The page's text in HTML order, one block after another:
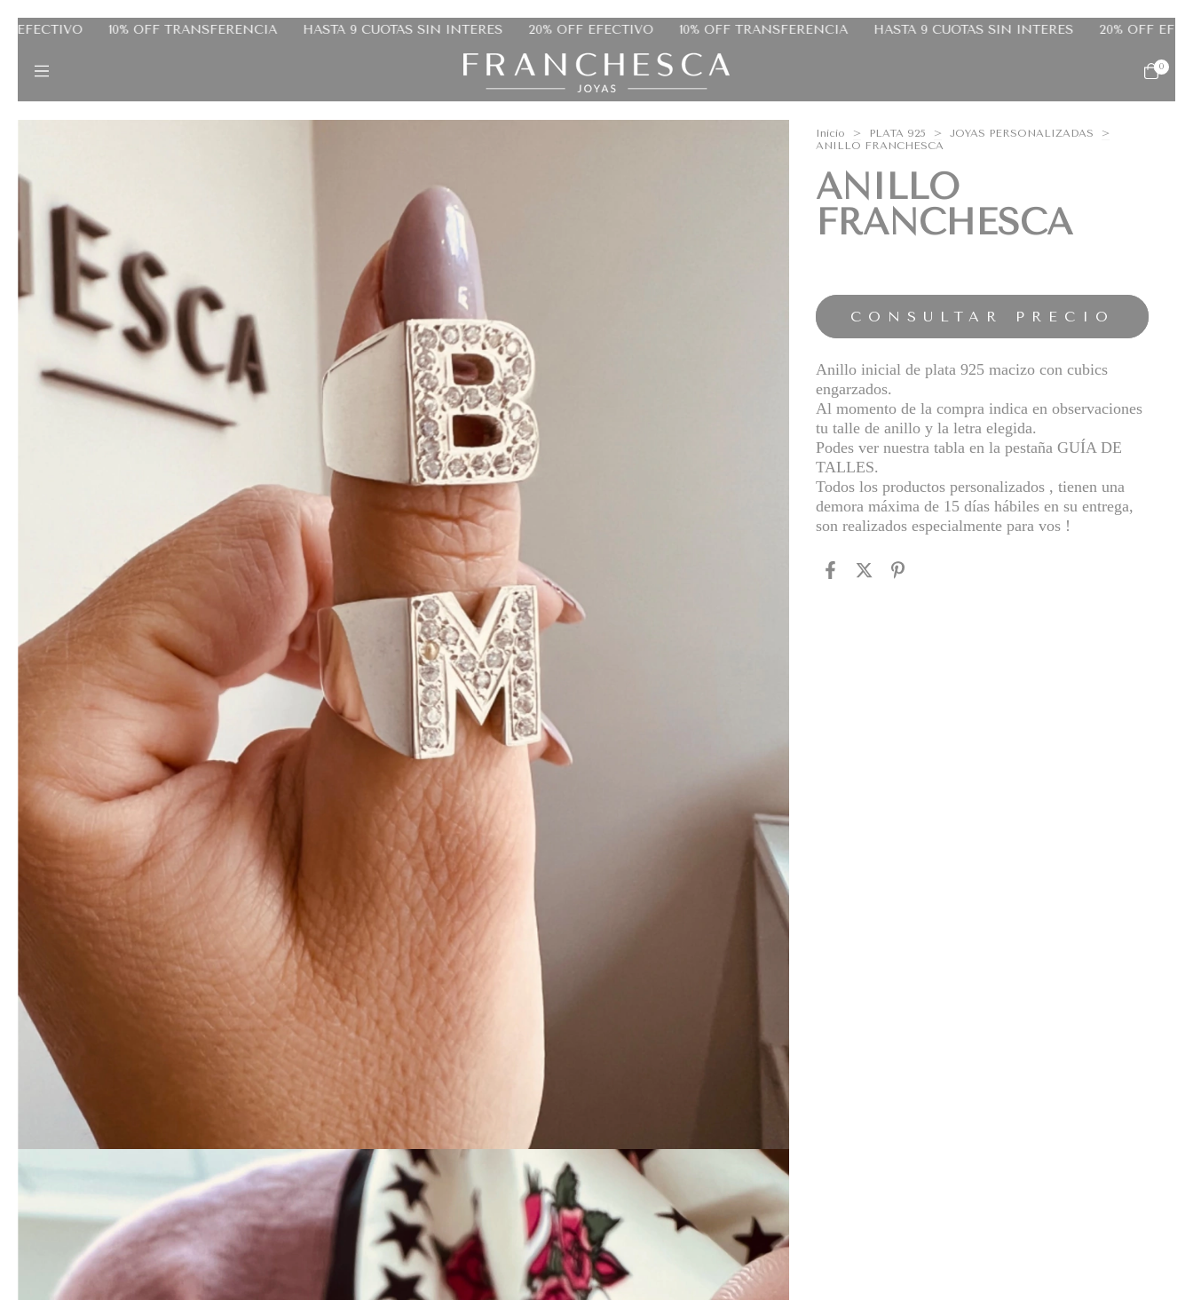
HASTA 9 CUOTAS SIN INTERES 20% OFF EFECTIVO 10% OFF TRANSFERENCIA HASTA 9 CUOTAS SIN INTERES 20% OFF EFECTIVO 10% OFF TRANSFERENCIA
0
Inicio > PLATA 925 > JOYAS PERSONALIZADAS
>
ANILLO FRANCHESCA
ANILLO
FRANCHESCA
Anillo inicial de plata 925 macizo con cubics
engarzados.
Al momento de la compra indica en observaciones
tu talle de anillo y la letra elegida.
Podes ver nuestra tabla en la pestaña GUÍA DE
TALLES.
Todos los productos personalizados , tienen una
demora máxima de 15 días hábiles en su entrega,
son realizados especialmente para vos !